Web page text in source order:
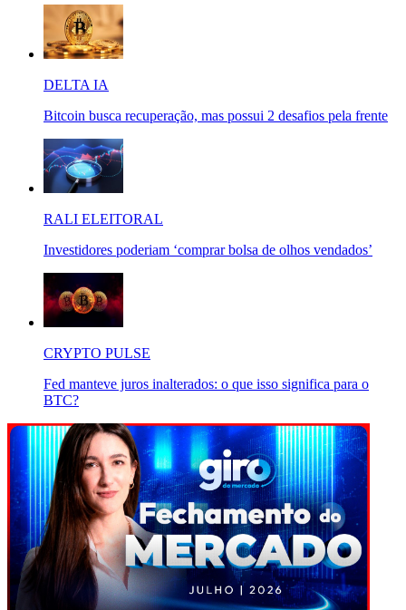
DELTA IA
Bitcoin busca recuperação, mas possui 2 desafios pela frente
RALI ELEITORAL
Investidores poderiam ‘comprar bolsa de olhos vendados’
CRYPTO PULSE
Fed manteve juros inalterados: o que isso significa para o
BTC?